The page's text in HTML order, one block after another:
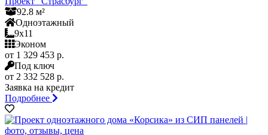
92.8 м²
Одноэтажный
9x11
Эконом
от 1 329 453 р.
Под ключ
от 2 332 528 р.
Заявка на кредит
Подробнее